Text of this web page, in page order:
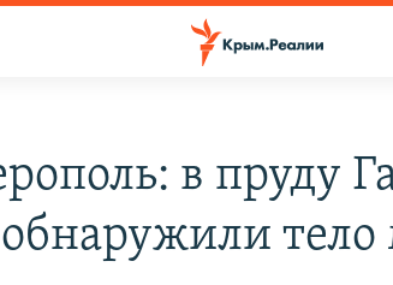
в пруду